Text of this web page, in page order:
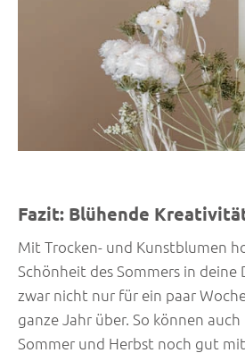
Fazit: Blühende
Mit Trocken- und Kunstblumen
Schönheit des Sommers in deine
zwar nicht nur für ein paar
ganze Jahr über. So können
Sommer und Herbst noch gut